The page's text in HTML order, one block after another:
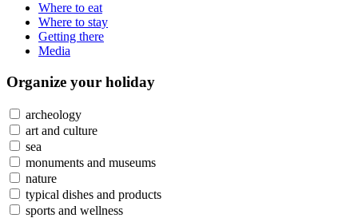
Where to eat
Where to stay
Getting there
Media
Organize your holiday
archeology
art and culture
sea
monuments and museums
nature
typical dishes and products
sports and wellness